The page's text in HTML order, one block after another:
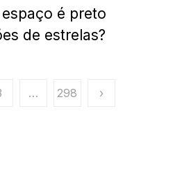
é preto
de estrelas?
… 298 ›